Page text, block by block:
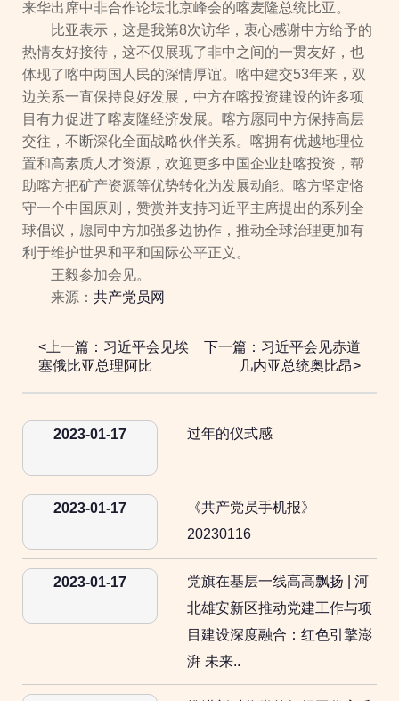
来华出席中非合作论坛北京峰会的喀麦隆总统比亚。
比亚表示，这是我第8次访华，衷心感谢中方给予的
热情友好接待，这不仅展现了非中之间的一贯友好，也
体现了喀中两国人民的深情厚谊。喀中建交53年来，双
边关系一直保持良好发展，中方在喀投资建设的许多项
目有力促进了喀麦隆经济发展。喀方愿同中方保持高层
交往，不断深化全面战略伙伴关系。喀拥有优越地理位
置和高素质人才资源，欢迎更多中国企业赴喀投资，帮
助喀方把矿产资源等优势转化为发展动能。喀方坚定恪
守一个中国原则，赞赏并支持习近平主席提出的系列全
球倡议，愿同中方加强多边协作，推动全球治理更加有
利于维护世界和平和国际公平正义。
王毅参加会见。
来源： 共产党员网
<上一篇：习近平会见埃
塞俄比亚总理阿比
下一篇：习近平会见赤道
几内亚总统奥比昂>
2023-01-17 过年的仪式感
2023-01-17
《共产党员手机报》
20230116
2023-01-17
党旗在基层一线高高飘扬 | 河
北雄安新区推动党建工作与项
目建设深度融合：红色引擎澎
湃 未来..